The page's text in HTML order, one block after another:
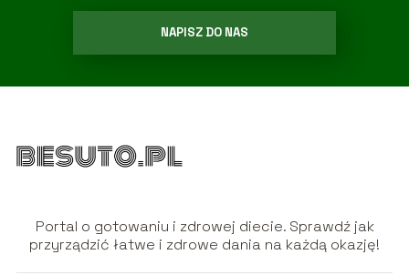
NAPISZ DO NAS
Portal o gotowaniu i zdrowej diecie. Sprawdź jak
przyrządzić łatwe i zdrowe dania na każdą okazję!